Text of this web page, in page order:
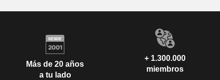
Más de 20 años
a tu lado
+ 1.300.000
miembros